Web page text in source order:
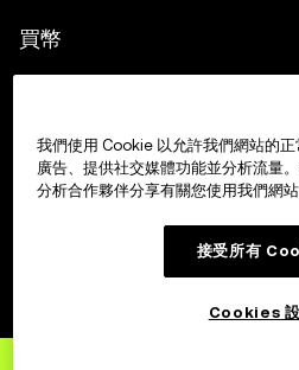
買幣
交易
我們使用 Cookie 以允許我們網站的
廣告、提供社交媒體功能並分析流量
分析合作夥伴分享有關您使用我們網站
接受所有
Cookies